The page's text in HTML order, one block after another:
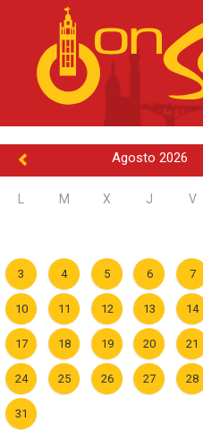
Agosto 2026
M X J V
3 4 5 6 7
10 11 12 13 14
17 18 19 20 21
24 25 26 27 28
31